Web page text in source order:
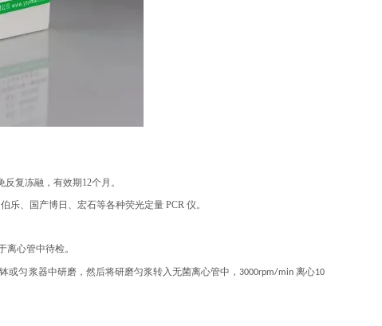
复冻融，有效期12个月。
乐、国产博日、宏石等各种荧光定量 PCR 仪。
离心管中待检。
或匀浆器中研磨，然后将研磨匀浆转入无菌离心管中，3000rpm/min 离心10